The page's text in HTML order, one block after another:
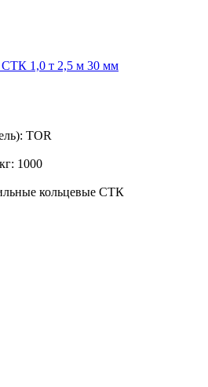
СТК 1,0 т 2,5 м 30 мм
TOR
1000
кольцевые СТК